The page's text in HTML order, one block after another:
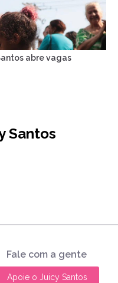
abre vagas
Santos
Fale com a gente
Apoie o Juicy Santos